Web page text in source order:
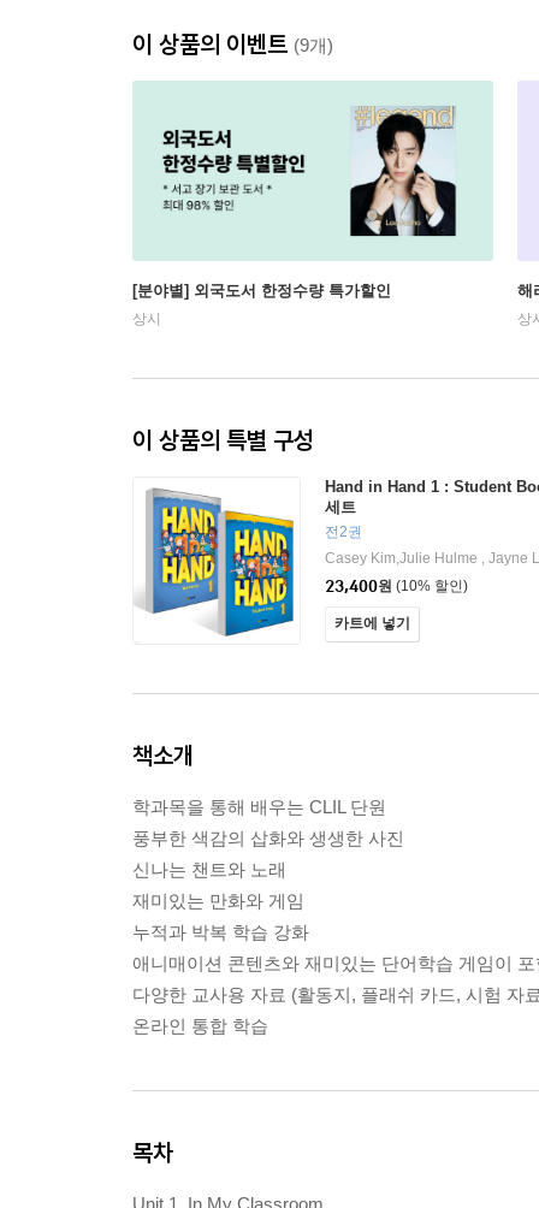
이 상품의 이벤트 (9개)
[분야별] 외국도서 한정수량 특가할인
상시
해
상
이 상품의 특별 구성
Hand in Hand 1 : Student
세트
전2권
Casey Kim,Julie Hulme , Jayne
23,400원 (10% 할인)
카트에 넣기
책소개
학과목을 통해 배우는 CLIL 단원
풍부한 색감의 삽화와 생생한 사진
신나는 챈트와 노래
재미있는 만화와 게임
누적과 박복 학습 강화
애니매이션 콘텐츠와 재미있는 단어학습 게임이
다양한 교사용 자료 (활동지, 플래쉬 카드, 시험 자
온라인 통합 학습
목차
Unit 1. In My Classroom